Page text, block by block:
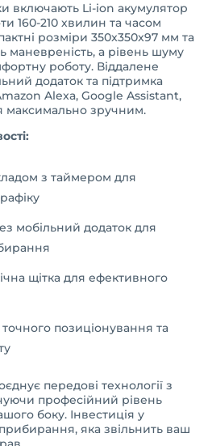
включають Li-ion акумулятор
160-210 хвилин та часом
розміри 350x350x97 мм та
маневреність, а рівень шуму
роботу. Віддалене
додаток та підтримка
Alexa, Google Assistant,
максимально зручним.
з таймером для
мобільний додаток для
щітка для ефективного
точного позиціонування та
передові технології з
професійний рівень
боку. Інвестиція у
яка звільнить ваш